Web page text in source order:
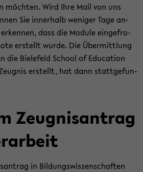
möch­ten. Wird Ihre Mail von uns
Sie in­ner­halb we­ni­ger Tage an­
dass die Mo­du­le ein­ge­fro­
er­stellt wurde. Die Über­mitt­lung
die Bie­le­feld School of Edu­ca­ti­on
Zeug­nis er­stellt, hat dann statt­ge­fun­
Zeug­nis­an­trag
in Bil­dungs­wis­sen­schaf­ten